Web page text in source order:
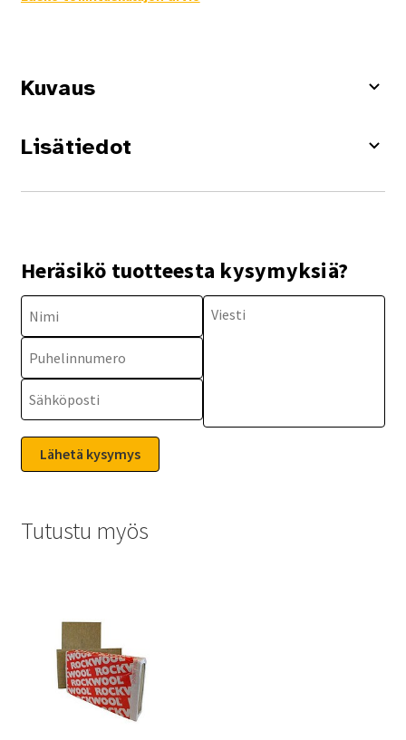
Kuvaus
Lisätiedot
Heräsikö tuotteesta kysymyksiä?
Tutustu myös